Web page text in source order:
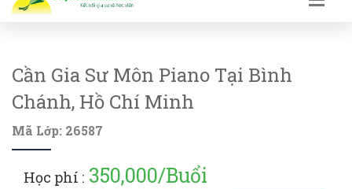
Cần Gia Sư Môn Piano Tại Bình
Chánh, Hồ Chí Minh
Mã Lớp: 26587
Học phí : 350,000/Buổi